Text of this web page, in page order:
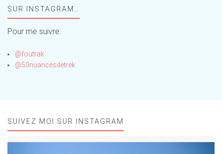
!SUR INSTAGRAM…
Pour me suivre:
@foutrak
@50nuancesdetrek
SUIVEZ MOI SUR INSTAGRAM